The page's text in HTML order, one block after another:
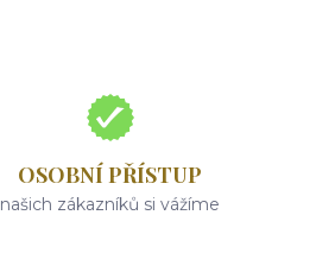
OSOBNÍ PŘÍSTUP
našich zákazníků si vážíme